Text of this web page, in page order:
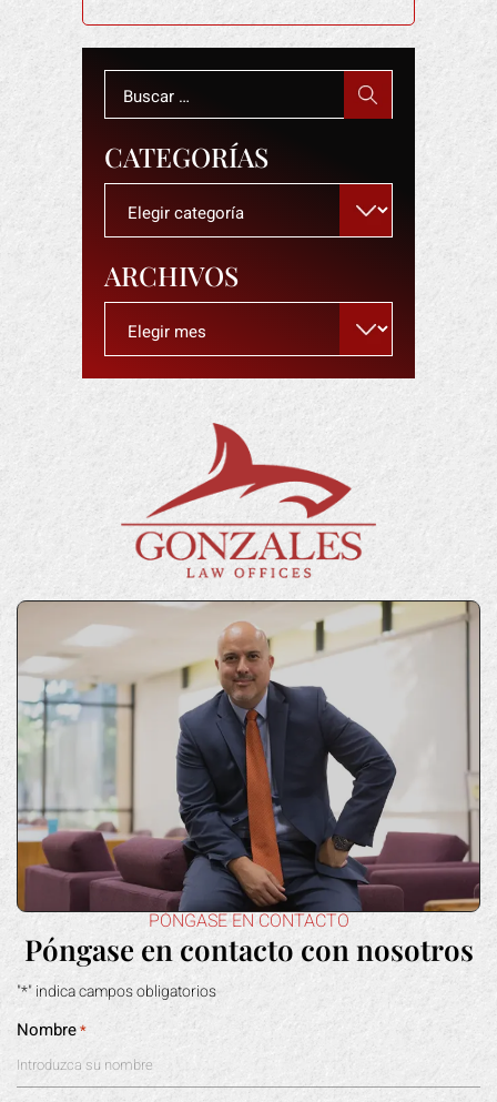
ARCHIVOS
CATEGORÍAS
PÓNGASE EN CONTACTO
Póngase en contacto con nosotros
"*" indica campos obligatorios
Nombre*